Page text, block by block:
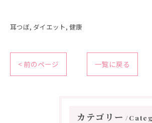
耳つぼ ダイエット 健康
< 前のページ 一覧に戻る
カテゴリー